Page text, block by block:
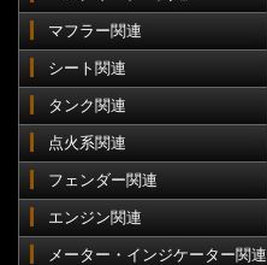
マフラー関連
シート関連
タンク関連
点火系関連
フェンダー関連
エンジン関連
メーター・インジケーター関連